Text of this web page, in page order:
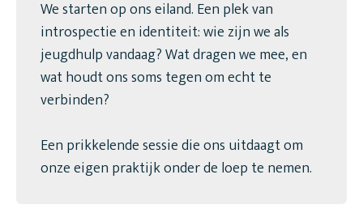
We starten op ons eiland. Een plek van
introspectie en identiteit: wie zijn we als
jeugdhulp vandaag? Wat dragen we mee, en
wat houdt ons soms tegen om echt te
verbinden?
Een prikkelende sessie die ons uitdaagt om
onze eigen praktijk onder de loep te nemen.